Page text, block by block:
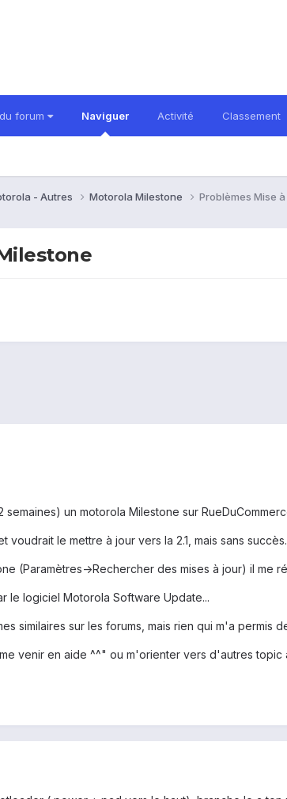
forum Naviguer Activité Classement
- Autres Motorola Milestone Problèmes Mise
un motorola Milestone sur
le mettre à jour vers la 2.1, mais sans succès.
(Paramètres->Rechercher des mises à jour) il
le logiciel Motorola Software Update...
similaires sur les forums, mais rien qui m'a permis
venir en aide ^^" ou m'orienter vers d'autres